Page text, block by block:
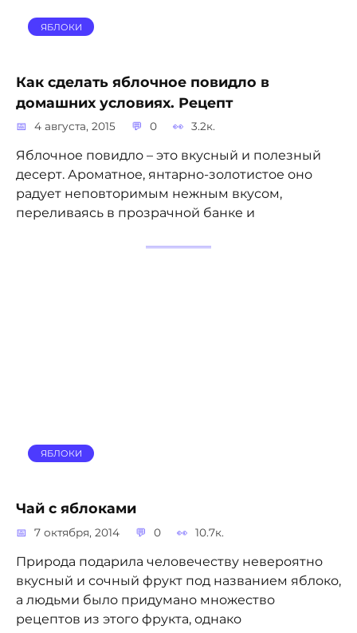
ЯБЛОКИ
Как сделать яблочное повидло в
домашних условиях. Рецепт
4 августа, 2015 0 3.2к.
Яблочное повидло – это вкусный и полезный
десерт. Ароматное, янтарно-золотистое оно
радует неповторимым нежным вкусом,
переливаясь в прозрачной банке и
ЯБЛОКИ
Чай с яблоками
7 октября, 2014 0 10.7к.
Природа подарила человечеству невероятно
вкусный и сочный фрукт под названием яблоко,
а людьми было придумано множество
рецептов из этого фрукта, однако